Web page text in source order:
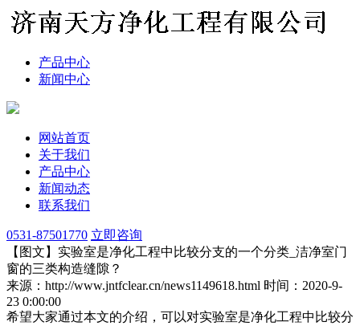
产品中心
新闻中心
网站首页
关于我们
产品中心
新闻动态
联系我们
0531-87501770 立即咨询
【图文】实验室是净化工程中比较分支的一个分类_洁净室门
窗的三类构造缝隙？
来源：http://www.jntfclear.cn/news1149618.html 时间：2020-9-
23 0:00:00
希望大家通过本文的介绍，可以对实验室是净化工程中比较分